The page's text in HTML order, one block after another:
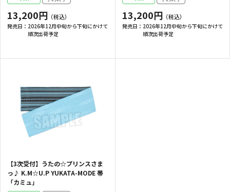
13,200円
発売日： 2026年12月中旬から下旬にかけて
順次出荷予定
13,200円
発売日： 2026年12月中旬から下旬にかけて
順次出荷予定
【3次受付】うたの☆プリンスさま
っ♪ K.M☆U.P YUKATA-MODE 帯
「カミュ」